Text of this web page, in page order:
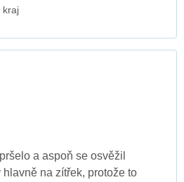
kraj
a aspoň se osvěžil
na zítřek, protože to